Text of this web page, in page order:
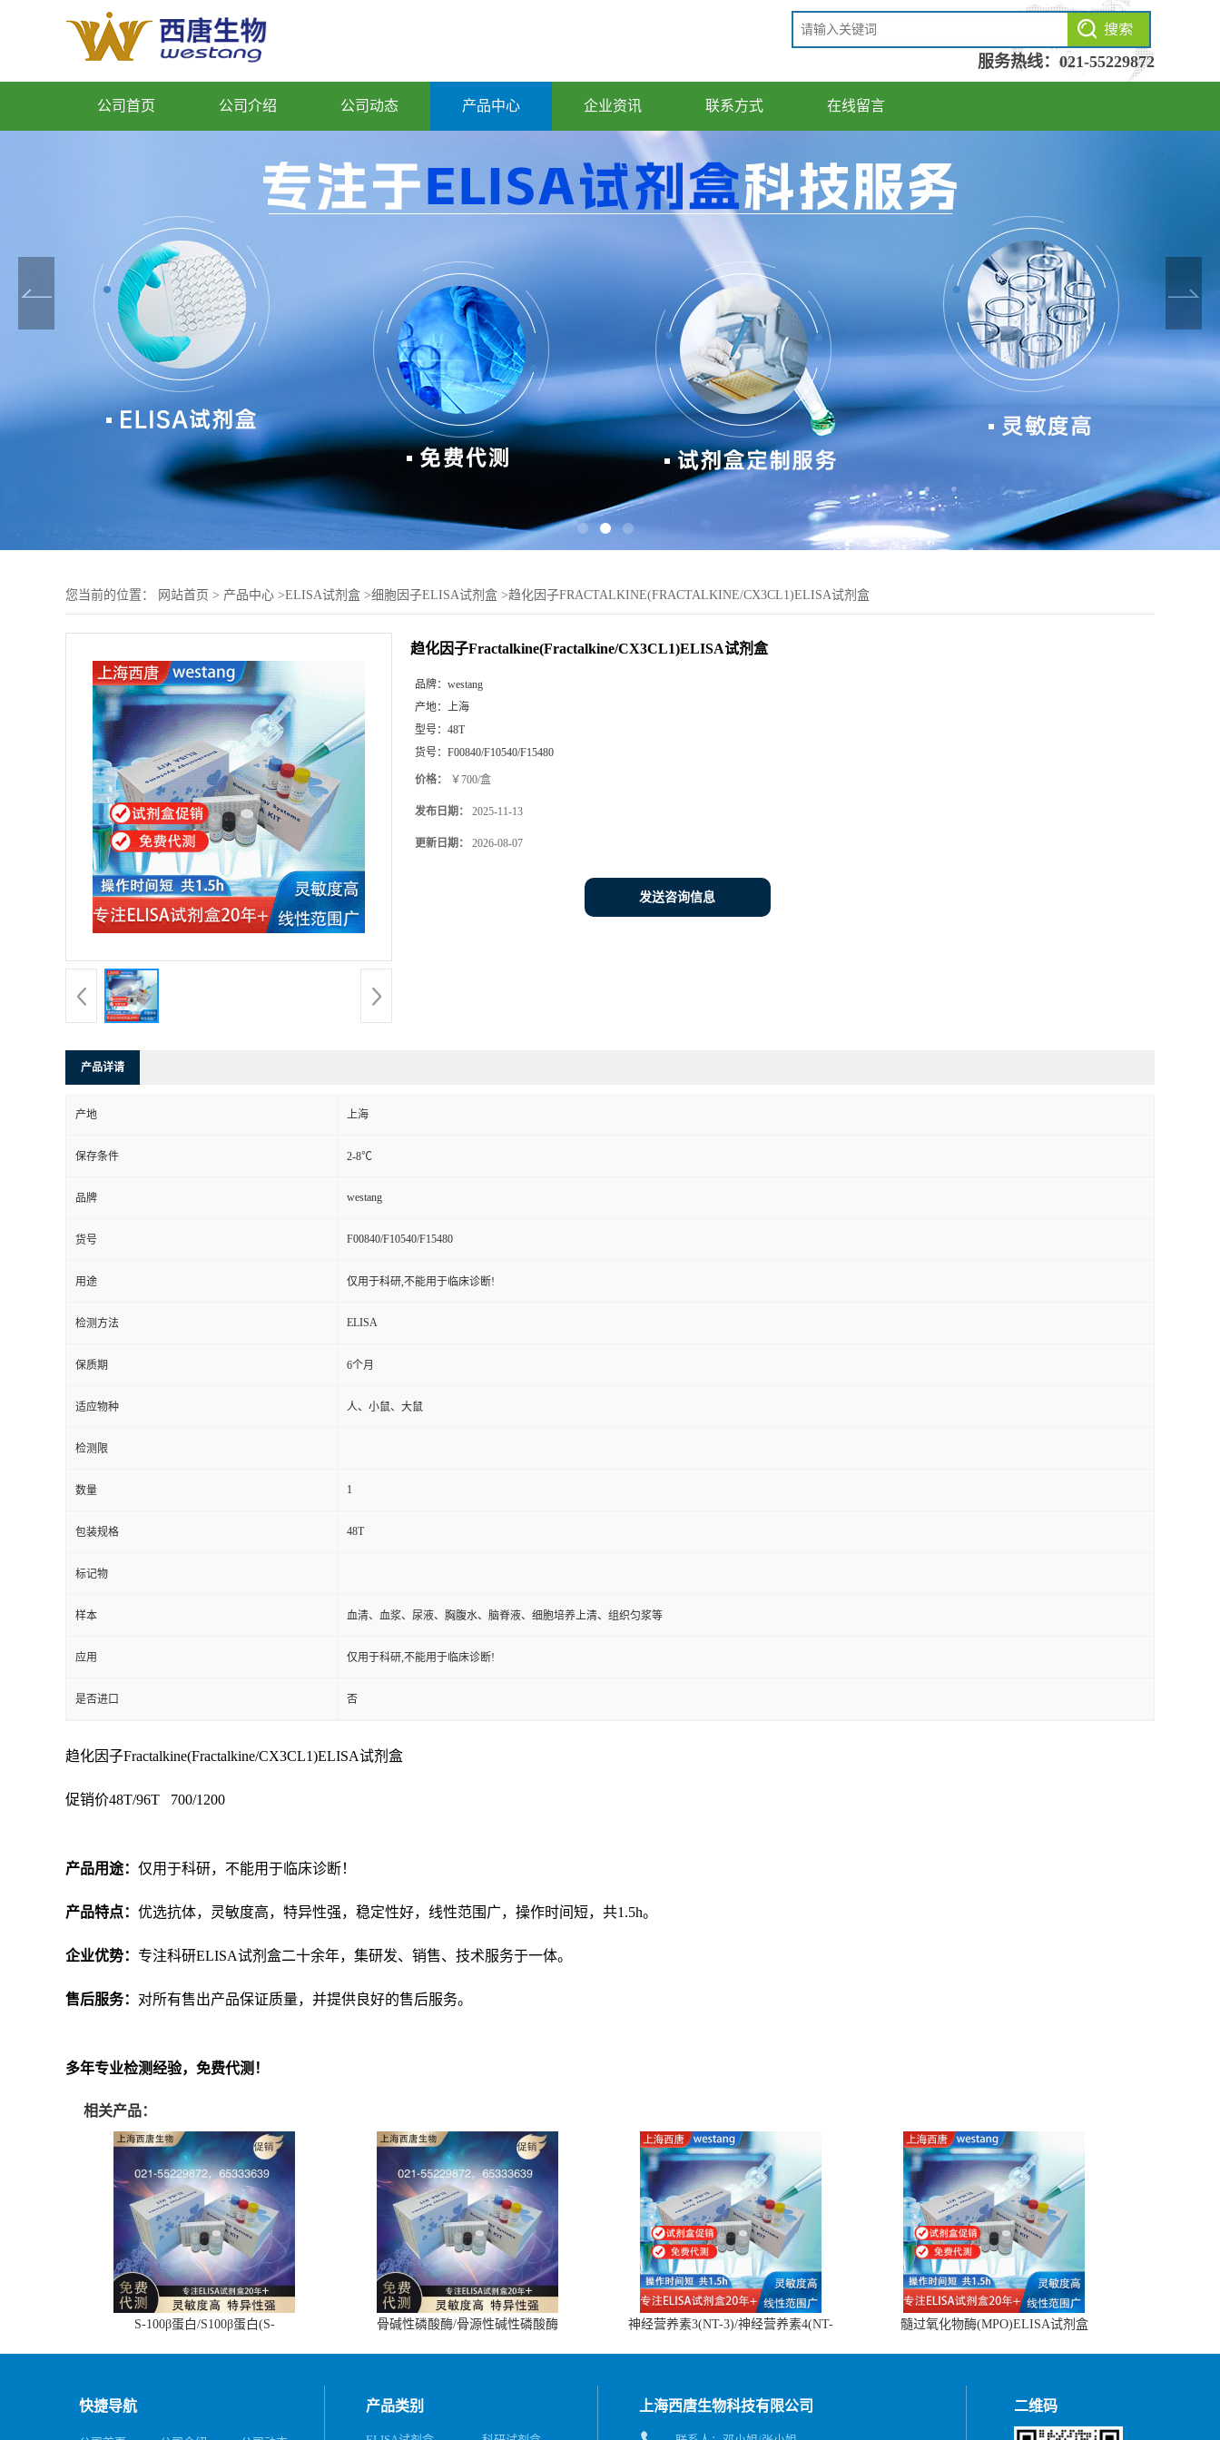
服务热线： 021-55229872
公司首页 公司介绍 公司动态 产品中心 企业资讯 联系方式 在线留言
您当前的位置： 网站首页 > 产品中心 >ELISA试剂盒 >细胞因子ELISA试剂盒 >趋化因子FRACTALKINE(FRACTALKINE/CX3CL1)ELISA试剂盒
趋化因子Fractalkine(Fractalkine/CX3CL1)ELISA试剂盒
品牌： westang
产地： 上海
型号： 48T
货号： F00840/F10540/F15480
价格： ￥700/盒
发布日期： 2025-11-13
更新日期： 2026-08-07
发送咨询信息
产品详请
产地 上海
保存条件 2-8℃
品牌 westang
货号 F00840/F10540/F15480
用途 仅用于科研,不能用于临床诊断!
检测方法 ELISA
保质期 6个月
适应物种 人、小鼠、大鼠
检测限
数量 1
包装规格 48T
标记物
样本 血清、血浆、尿液、胸腹水、脑脊液、细胞培养上清、组织匀浆等
应用 仅用于科研,不能用于临床诊断!
是否进口 否
趋化因子Fractalkine(Fractalkine/CX3CL1)ELISA试剂盒
促销价48T/96T 700/1200
产品用途： 仅用于科研，不能用于临床诊断！
产品特点： 优选抗体，灵敏度高，特异性强，稳定性好，线性范围广，操作时间短，共1.5h。
企业优势： 专注科研ELISA试剂盒二十余年，集研发、销售、技术服务于一体。
售后服务： 对所有售出产品保证质量，并提供良好的售后服务。
多年专业检测经验，免费代测！
相关产品：
S-100β蛋白/S100β蛋白(S-
骨碱性磷酸酶/骨源性碱性磷酸酶
神经营养素3(NT-3)/神经营养素4(NT-
髓过氧化物酶(MPO)ELISA试剂盒
快捷导航 产品类别 上海西唐生物科技有限公司 二维码